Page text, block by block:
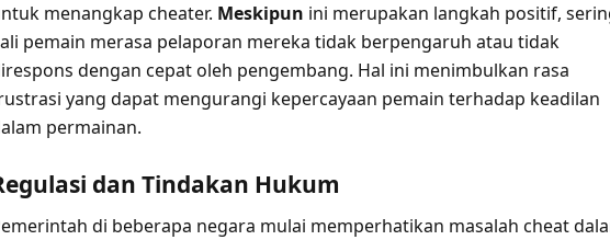
menangkap cheater. Meskipun ini merupakan langkah positif,
pemain merasa pelaporan mereka tidak berpengaruh atau tidak
dengan cepat oleh pengembang. Hal ini menimbulkan rasa
yang dapat mengurangi kepercayaan pemain terhadap keadilan
permainan.
dan Tindakan Hukum
di beberapa negara mulai memperhatikan masalah cheat